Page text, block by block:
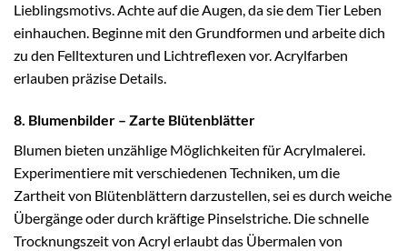
Lieblingsmotivs. Achte auf die Augen, da sie dem Tier Leben
einhauchen. Beginne mit den Grundformen und arbeite dich
zu den Felltexturen und Lichtreflexen vor. Acrylfarben
erlauben präzise Details.
8. Blumenbilder – Zarte Blütenblätter
Blumen bieten unzählige Möglichkeiten für Acrylmalerei.
Experimentiere mit verschiedenen Techniken, um die
Zartheit von Blütenblättern darzustellen, sei es durch weiche
Übergänge oder durch kräftige Pinselstriche. Die schnelle
Trocknungszeit von Acryl erlaubt das Übermalen von